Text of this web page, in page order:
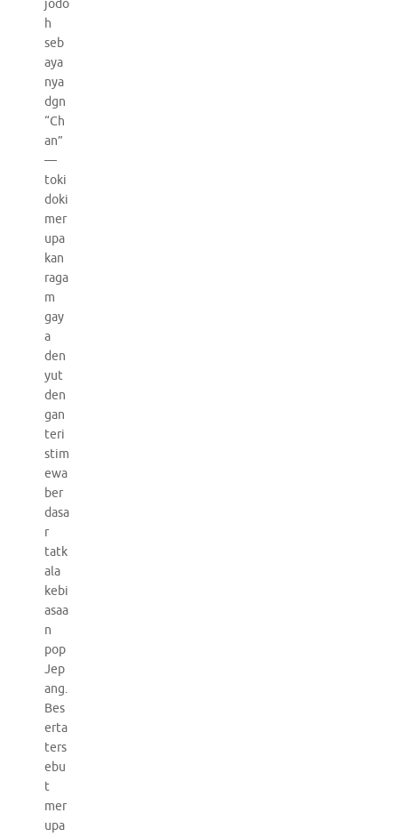
jodo
h
seb
aya
nya
dgn
“Ch
an”
—
toki
doki
mer
upa
kan
raga
m
gay
a
den
yut
den
gan
teri
stim
ewa
ber
dasa
r
tatk
ala
kebi
asaa
n
pop
Jep
ang.
Bes
erta
ters
ebu
t
mer
upa